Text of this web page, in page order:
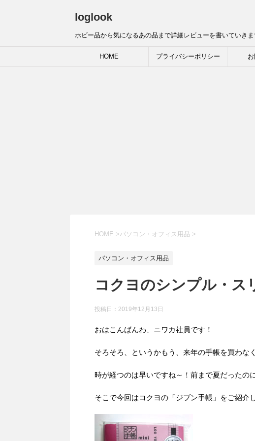
loglook
ホビー品から気になるあの品まで詳細レビューを書いていきま
HOME プライバシーポリシー
HOME >パソコン・オフィス用品 >
パソコン・オフィス用品
コクヨのシンプル・ス
投稿日： 2019年12月13日
おはこんばんわ、ニワカ社員です！
そろそろ、というかもう、来年の手帳を買わな
時が経つのは早いですね～！前まで夏だったの
そこで今回はコクヨの「ジブン手帳」をご紹介